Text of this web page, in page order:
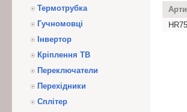
Термотрубка
Гучномовці
Інвертор
Кріплення ТВ
Переключатели
Перехідники
Сплітер